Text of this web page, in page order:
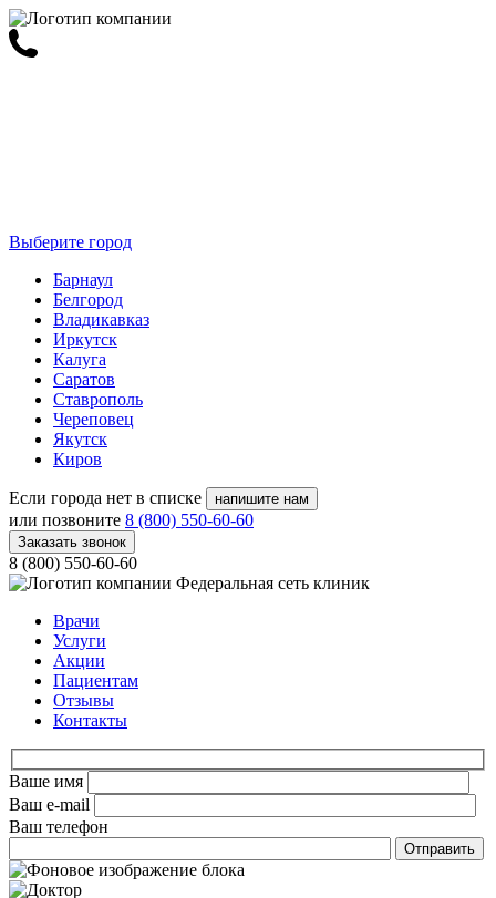
Выберите город
Барнаул
Белгород
Владикавказ
Иркутск
Калуга
Саратов
Ставрополь
Череповец
Якутск
Киров
Если города нет в списке напишите нам
или позвоните 8 (800) 550-60-60
Заказать звонок
8 (800) 550-60-60
Федеральная сеть клиник
Врачи
Услуги
Акции
Пациентам
Отзывы
Контакты
Ваше имя
Ваш e-mail
Ваш телефон